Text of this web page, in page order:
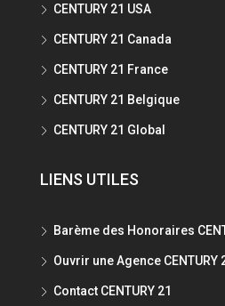
CENTURY 21 USA
CENTURY 21 Canada
CENTURY 21 France
CENTURY 21 Belgique
CENTURY 21 Global
LIENS UTILES
Barème des Honoraires
Ouvrir une Agence CENTURY
Contact CENTURY 21